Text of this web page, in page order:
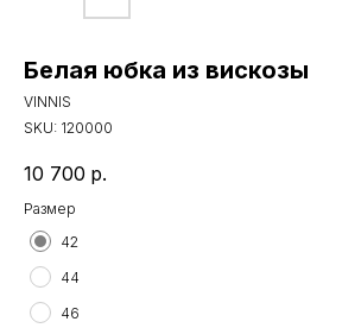
Белая юбка из вискозы
VINNIS
SKU: 120000
10 700 р.
Размер
42
44
46